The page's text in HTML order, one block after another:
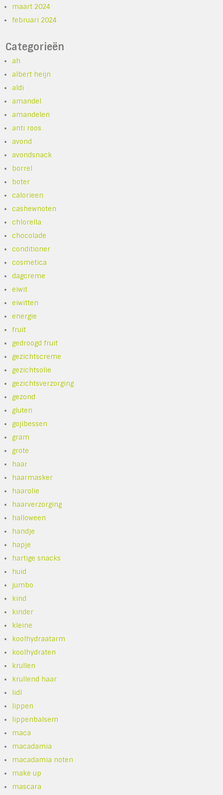
maart 2024
februari 2024
Categorieën
ah
albert heijn
aldi
amandel
amandelen
anti roos
avond
avondsnack
borrel
boter
calorieen
cashewnoten
chlorella
chocolade
conditioner
cosmetica
dagcreme
eiwit
eiwitten
energie
fruit
gedroogd fruit
gezichtscreme
gezichtsolie
gezichtsverzorging
gezond
gluten
gojibessen
gram
grote
haar
haarmasker
haarolie
haarverzorging
halloween
handje
hapje
hartige snacks
huid
jumbo
kind
kinder
kleine
koolhydraatarm
koolhydraten
krullen
krullend haar
lidl
lippen
lippenbalsem
maca
macadamia
macadamia noten
make up
mascara